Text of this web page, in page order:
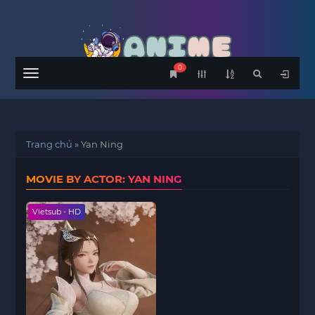
Menu
0
Trang chủ »Yan Ning
MOVIE BY ACTOR: YAN NING
Vietsub - HD